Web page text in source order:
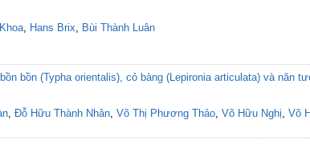
, Hans Brix, Bùi Thành Luân
bồn (Typha orientalis), cỏ bàng (Lepironia articulata) và năn
, Đỗ Hữu Thành Nhân, Võ Thị Phương Thảo, Võ Hữu Nghị, Võ